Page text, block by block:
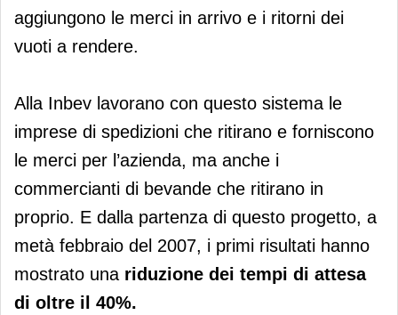
aggiungono le merci in arrivo e i ritorni dei
vuoti a rendere.
Alla Inbev lavorano con questo sistema le
imprese di spedizioni che ritirano e forniscono
le merci per l’azienda, ma anche i
commercianti di bevande che ritirano in
proprio. E dalla partenza di questo progetto, a
metà febbraio del 2007, i primi risultati hanno
mostrato una riduzione dei tempi di attesa
di oltre il 40%.